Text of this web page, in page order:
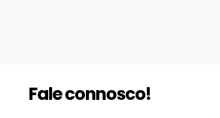
Fale connosco!